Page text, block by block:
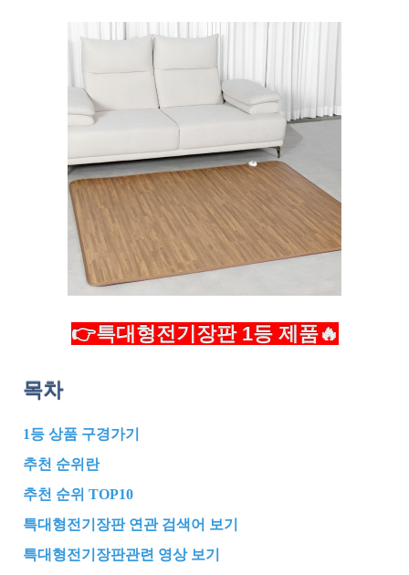
👉특대형전기장판 1등 제품🔥
목차
1등 상품 구경가기
추천 순위란
추천 순위 TOP10
특대형전기장판 연관 검색어 보기
특대형전기장판관련 영상 보기